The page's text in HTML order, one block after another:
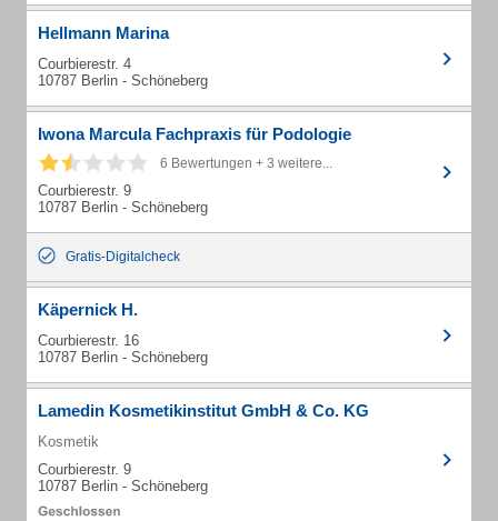
Hellmann Marina
Courbierestr. 4
10787 Berlin - Schöneberg
Iwona Marcula Fachpraxis für Podologie
6 Bewertungen + 3 weitere...
Courbierestr. 9
10787 Berlin - Schöneberg
Gratis-Digitalcheck
Käpernick H.
Courbierestr. 16
10787 Berlin - Schöneberg
Lamedin Kosmetikinstitut GmbH & Co. KG
Kosmetik
Courbierestr. 9
10787 Berlin - Schöneberg